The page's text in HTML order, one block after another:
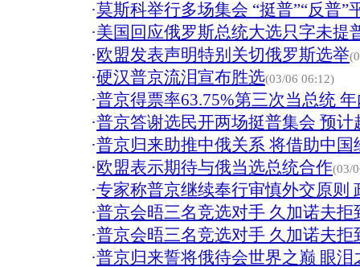
·莫斯科举行多场集会 “挺普”“反普”
·美国回应俄罗斯总统大选只字未提
·欧盟发表声明特别关切俄罗斯选举
·硬汉普京流泪宣布胜选(03/06 06:12)
·普京得票率63.75%第三次当总统
·普京答谢选民开两场挺普集会 预计
·普京归来助推中俄关系 将借助中国
·欧盟表示期待与俄当选总统合作(03/
·专家称普京继续奉行审慎外交原则
·普京会晤三名竞选对手 久加诺夫拒
·普京会晤三名竞选对手 久加诺夫拒
·普京归来誓将俄待会世界之巅 眼泪